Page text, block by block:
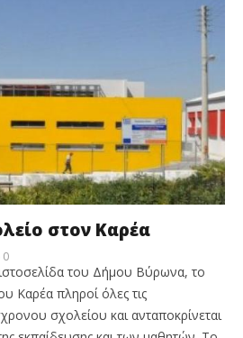
στον Καρέα
0
του Δήμου Βύρωνα, το
Καρέα πληροί όλες τις
σχολείου και ανταποκρίνεται